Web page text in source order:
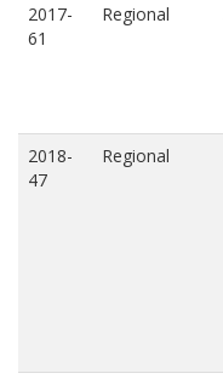
2017-
61
Regional
2018-
47
Regional